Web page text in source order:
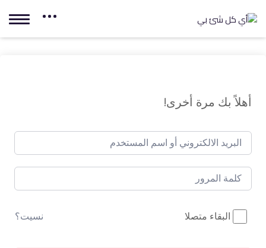
أهلاً بك مرة أخرى!
البقاء متصلا نسيت؟